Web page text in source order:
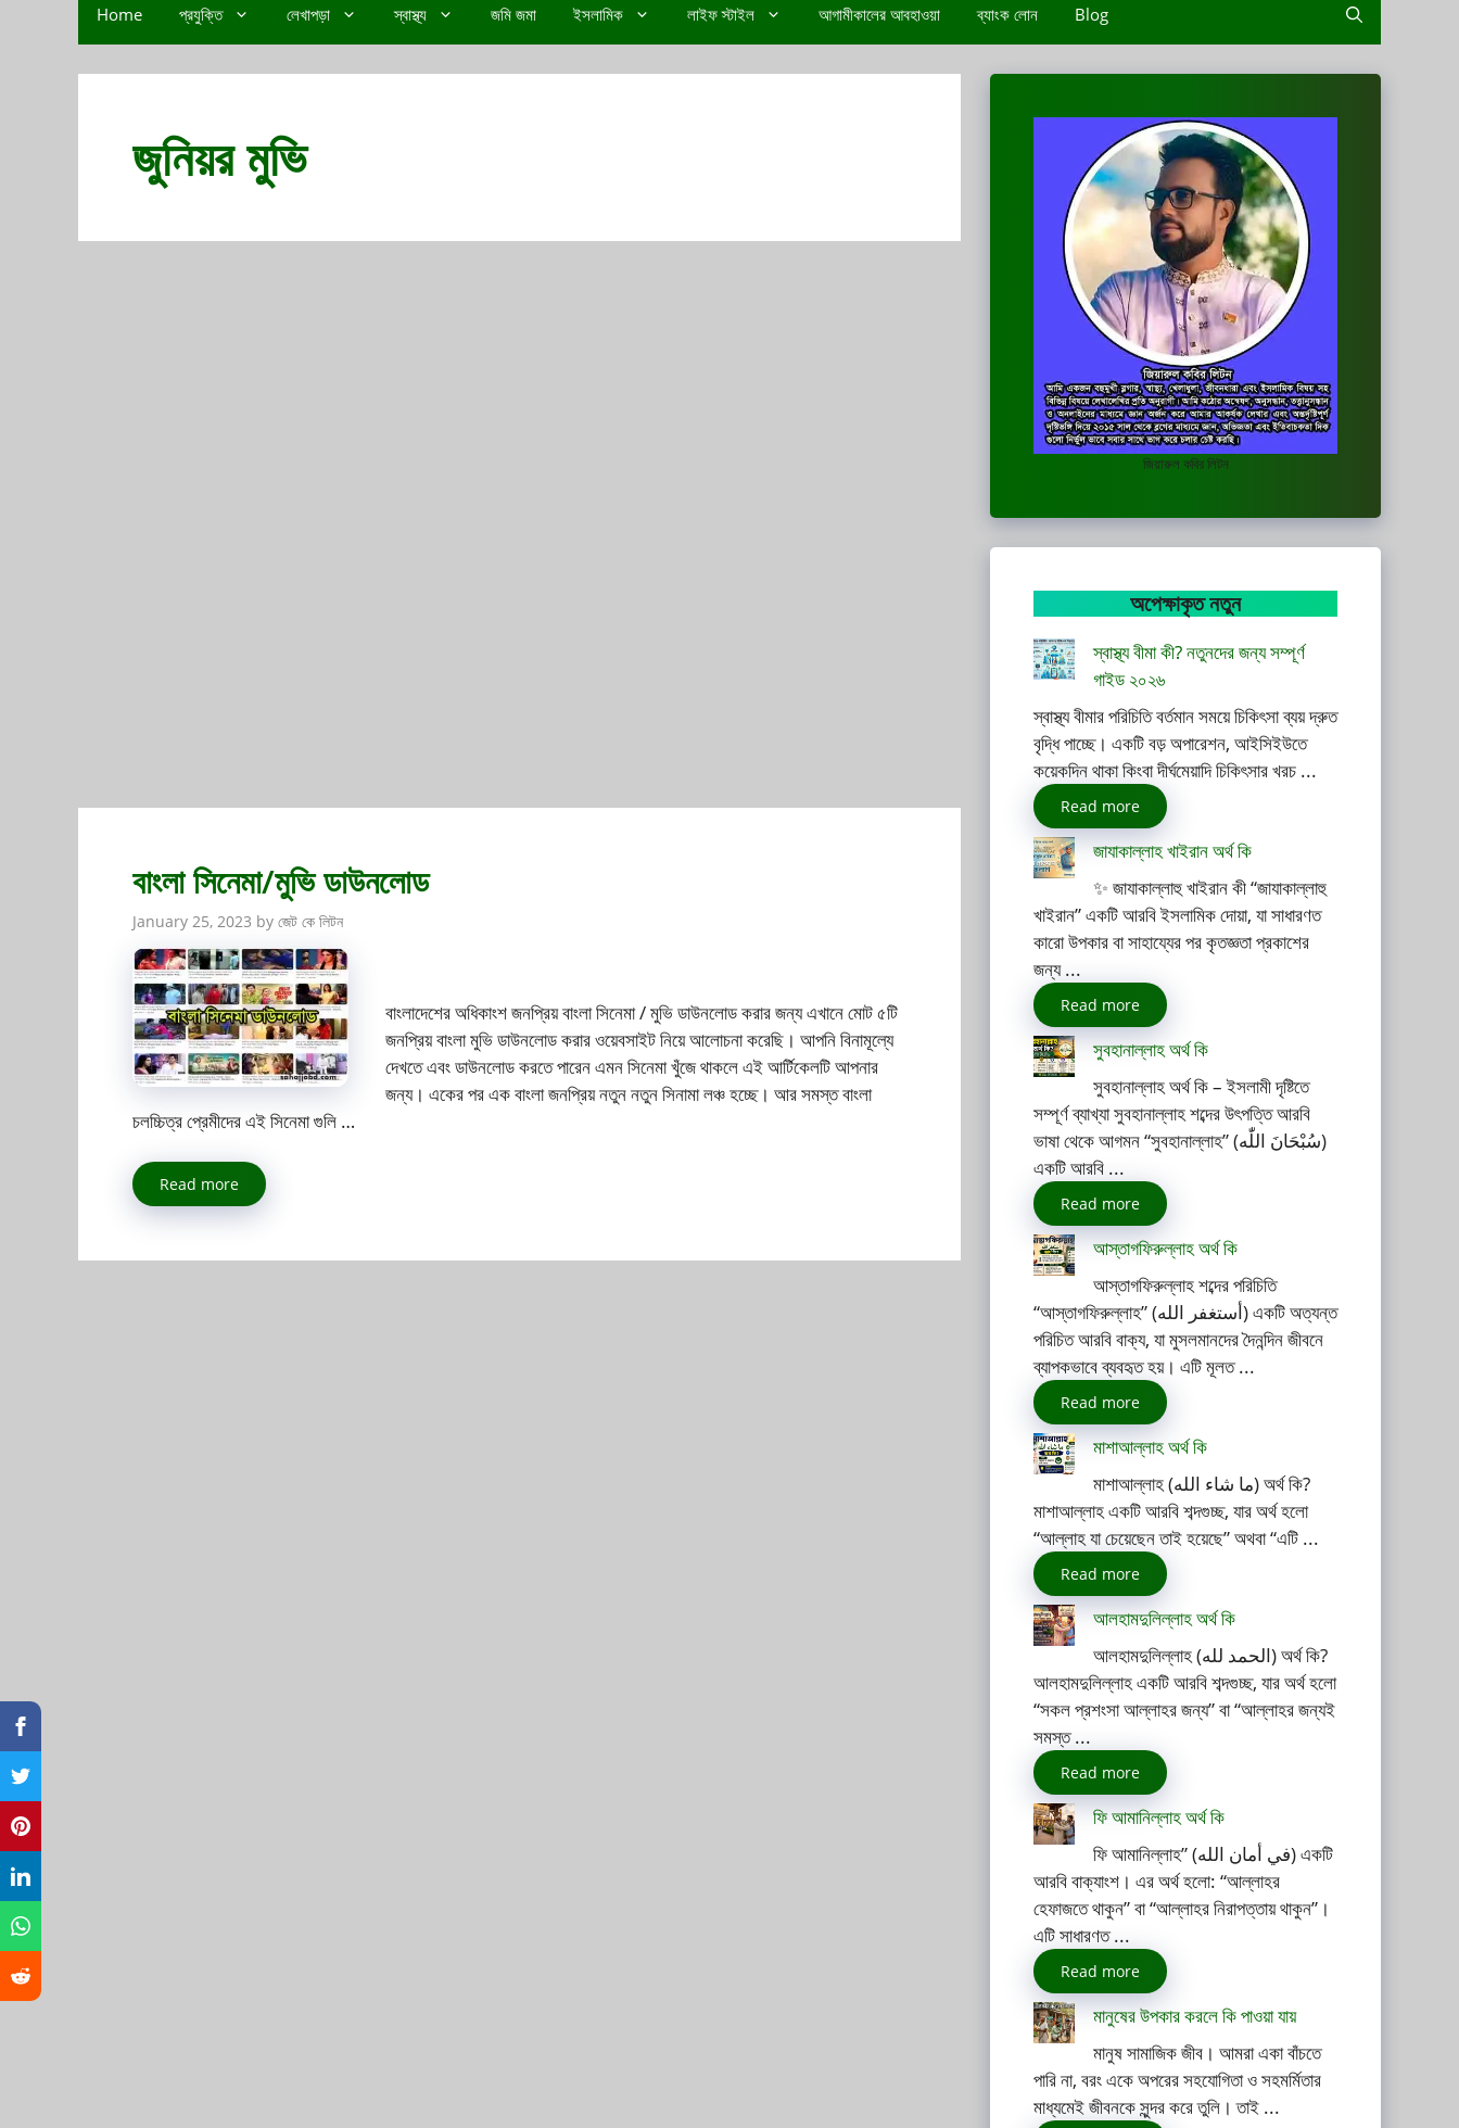
Home প্রযুক্তি লেখাপড়া স্বাস্থ্য জমি জমা ইসলামিক লাইফ স্টাইল আগামীকালের আবহাওয়া ব্যাংক লোন Blog
জুনিয়র মুভি
বাংলা সিনেমা/মুভি ডাউনলোড
January 25, 2023 by জেট কে লিটন
বাংলাদেশের অধিকাংশ জনপ্রিয় বাংলা সিনেমা / মুভি ডাউনলোড করার জন্য এখানে মোট ৫টি
জনপ্রিয় বাংলা মুভি ডাউনলোড করার ওয়েবসাইট নিয়ে আলোচনা করেছি। আপনি বিনামূল্যে
দেখতে এবং ডাউনলোড করতে পারেন এমন সিনেমা খুঁজে থাকলে এই আর্টিকেলটি আপনার
জন্য। একের পর এক বাংলা জনপ্রিয় নতুন নতুন সিনামা লঞ্চ হচ্ছে। আর সমস্ত বাংলা
চলচ্চিত্র প্রেমীদের এই সিনেমা গুলি …
Read more
জিয়ারুল কবির লিটন
অপেক্ষাকৃত নতুন
স্বাস্থ্য বীমা কী? নতুনদের জন্য সম্পূর্ণ
গাইড ২০২৬
স্বাস্থ্য বীমার পরিচিতি বর্তমান সময়ে চিকিৎসা ব্যয় দ্রুত
বৃদ্ধি পাচ্ছে। একটি বড় অপারেশন, আইসিইউতে
কয়েকদিন থাকা কিংবা দীর্ঘমেয়াদি চিকিৎসার খরচ ...
Read more
জাযাকাল্লাহ খাইরান অর্থ কি
✨ জাযাকাল্লাহু খাইরান কী “জাযাকাল্লাহু
খাইরান” একটি আরবি ইসলামিক দোয়া, যা সাধারণত
কারো উপকার বা সাহায্যের পর কৃতজ্ঞতা প্রকাশের
জন্য ...
Read more
সুবহানাল্লাহ অর্থ কি
সুবহানাল্লাহ অর্থ কি – ইসলামী দৃষ্টিতে
সম্পূর্ণ ব্যাখ্যা সুবহানাল্লাহ শব্দের উৎপত্তি আরবি
ভাষা থেকে আগমন “সুবহানাল্লাহ” (سُبْحَانَ اللّٰه)
একটি আরবি ...
Read more
আস্তাগফিরুল্লাহ অর্থ কি
আস্তাগফিরুল্লাহ শব্দের পরিচিতি
“আস্তাগফিরুল্লাহ” (أستغفر الله) একটি অত্যন্ত
পরিচিত আরবি বাক্য, যা মুসলমানদের দৈনন্দিন জীবনে
ব্যাপকভাবে ব্যবহৃত হয়। এটি মূলত ...
Read more
মাশাআল্লাহ অর্থ কি
মাশাআল্লাহ (ما شاء الله) অর্থ কি?
মাশাআল্লাহ একটি আরবি শব্দগুচ্ছ, যার অর্থ হলো
“আল্লাহ যা চেয়েছেন তাই হয়েছে” অথবা “এটি ...
Read more
আলহামদুলিল্লাহ অর্থ কি
আলহামদুলিল্লাহ (الحمد لله) অর্থ কি?
আলহামদুলিল্লাহ একটি আরবি শব্দগুচ্ছ, যার অর্থ হলো
“সকল প্রশংসা আল্লাহর জন্য” বা “আল্লাহর জন্যই
সমস্ত ...
Read more
ফি আমানিল্লাহ অর্থ কি
ফি আমানিল্লাহ” (في أمان الله) একটি
আরবি বাক্যাংশ। এর অর্থ হলো: “আল্লাহর
হেফাজতে থাকুন” বা “আল্লাহর নিরাপত্তায় থাকুন”।
এটি সাধারণত ...
Read more
মানুষের উপকার করলে কি পাওয়া যায়
মানুষ সামাজিক জীব। আমরা একা বাঁচতে
পারি না, বরং একে অপরের সহযোগিতা ও সহমর্মিতার
মাধ্যমেই জীবনকে সুন্দর করে তুলি। তাই ...